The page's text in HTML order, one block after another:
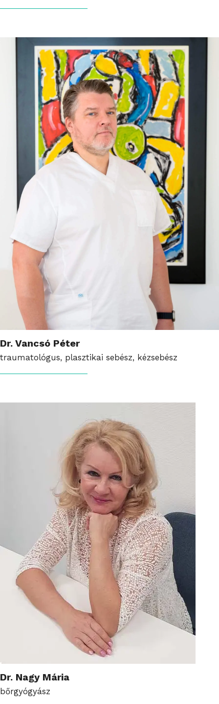
Dr. Vancsó Péter
traumatológus, plasztikai sebész, kézsebész
Dr. Nagy Mária
bőrgyógyász